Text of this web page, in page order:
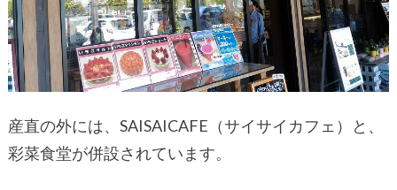
産直の外には、SAISAICAFE（サイサイカフェ）と、
彩菜食堂が併設されています。